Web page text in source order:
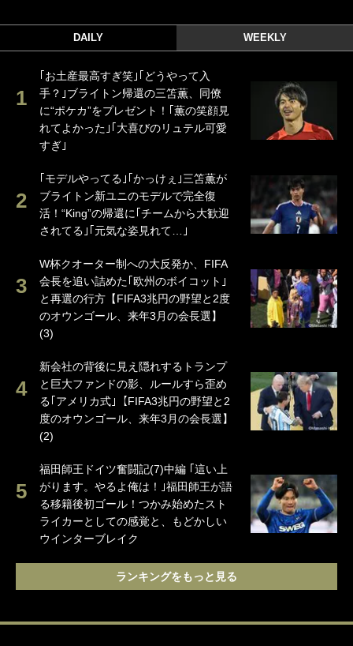
DAILY WEEKLY
｢お土産最高すぎ笑｣｢どうやって入
手？｣ブライトン帰還の三笘薫、同僚
に“ポケカ”をプレゼント！｢薫の笑顔見
れてよかった｣｢大喜びのリュテル可愛
すぎ｣
｢モデルやってる｣｢かっけぇ｣三笘薫が
ブライトン新ユニのモデルで完全復
活！“King”の帰還に｢チームから大歓迎
されてる｣｢元気な姿見れて…｣
W杯クオーター制への大反発か、FIFA
会長を追い詰めた｢欧州のボイコット｣
と再選の行方【FIFA3兆円の野望と2度
のオウンゴール、来年3月の会長選】
(3)
新会社の背後に見え隠れするトランプ
と巨大ファンドの影、ルールすら歪め
る｢アメリカ式｣【FIFA3兆円の野望と2
度のオウンゴール、来年3月の会長選】
(2)
福田師王ドイツ奮闘記(7)中編 ｢這い上
がります。やるよ俺は！｣福田師王が語
る移籍後初ゴール！つかみ始めたスト
ライカーとしての感覚と、もどかしい
ウインターブレイク
ランキングをもっと見る